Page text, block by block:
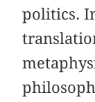
politics.